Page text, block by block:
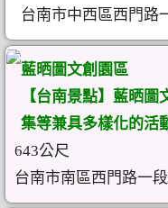
台南市中西區西門路
藍晒圖文創園區
【台南景點】藍晒
集等兼具多樣化的活
643公尺
台南市南區西門路一